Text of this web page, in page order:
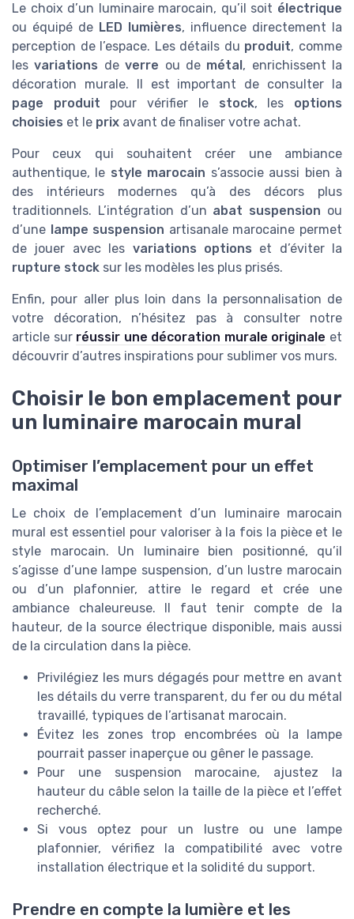
Le choix d’un luminaire marocain, qu’il soit électrique
ou équipé de LED lumières, influence directement la
perception de l’espace. Les détails du produit, comme
lesvariations deverre ou de métal, enrichissent la
décoration murale. Il est important de consulter la
page produit pour vérifier le stock, les options
choisies et le prix avant de finaliser votre achat.
Pour ceux qui souhaitent créer une ambiance
authentique, le style marocain s’associe aussi bien à
des intérieurs modernes qu’à des décors plus
traditionnels. L’intégration d’un abat suspension ou
d’une lampe suspension artisanale marocaine permet
de jouer avec les variations options et d’éviter la
rupture stock sur les modèles les plus prisés.
Enfin, pour aller plus loin dans la personnalisation de
votre décoration, n’hésitez pas à consulter notre
article sur réussir une décoration murale originale et
découvrir d’autres inspirations pour sublimer vos murs.
Choisir le bon emplacement pour
un luminaire marocain mural
Optimiser l’emplacement pour un effet
maximal
Le choix de l’emplacement d’un luminaire marocain
mural est essentiel pour valoriser à la fois la pièce et le
style marocain. Un luminaire bien positionné, qu’il
s’agisse d’une lampe suspension, d’un lustre marocain
ou d’un plafonnier, attire le regard et crée une
ambiance chaleureuse. Il faut tenir compte de la
hauteur, de la source électrique disponible, mais aussi
de la circulation dans la pièce.
Privilégiez les murs dégagés pour mettre en avant
les détails du verre transparent, du fer ou du métal
travaillé, typiques de l’artisanat marocain.
Évitez les zones trop encombrées où la lampe
pourrait passer inaperçue ou gêner le passage.
Pour une suspension marocaine, ajustez la
hauteur du câble selon la taille de la pièce et l’effet
recherché.
Si vous optez pour un lustre ou une lampe
plafonnier, vérifiez la compatibilité avec votre
installation électrique et la solidité du support.
Prendre en compte la lumière et les